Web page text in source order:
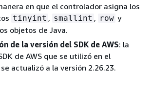
en que el controlador asigna los
tinyint , smallint , row y
objetos de Java.
de la versión del SDK de AWS: la
de AWS que se utilizó en el
actualizó a la versión 2.26.23.